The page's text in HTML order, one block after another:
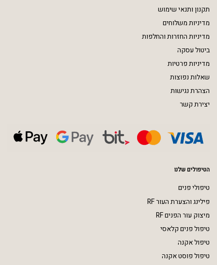
תקנון ותנאי שימוש
מדיניות משלוחים
מדיניות החזרות והחלפות
ביטול עסקה
מדיניות פרטיות
שאלות נפוצות
הצהרת נגישות
יצירת קשר
הטיפולים שלנו
טיפולי פנים
פילינג והצערת העור RF
מיצוק עור הפנים RF
טיפול פנים קלאסי
טיפול אקנה
טיפול פוסט אקנה